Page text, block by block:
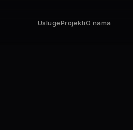
UslugeProjektiO nama